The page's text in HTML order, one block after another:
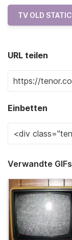
TV OLD STATIC
URL teilen
Einbetten
Verwandte GIFs